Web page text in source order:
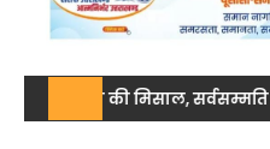
की मिसाल, सर्वसम्मति से नई